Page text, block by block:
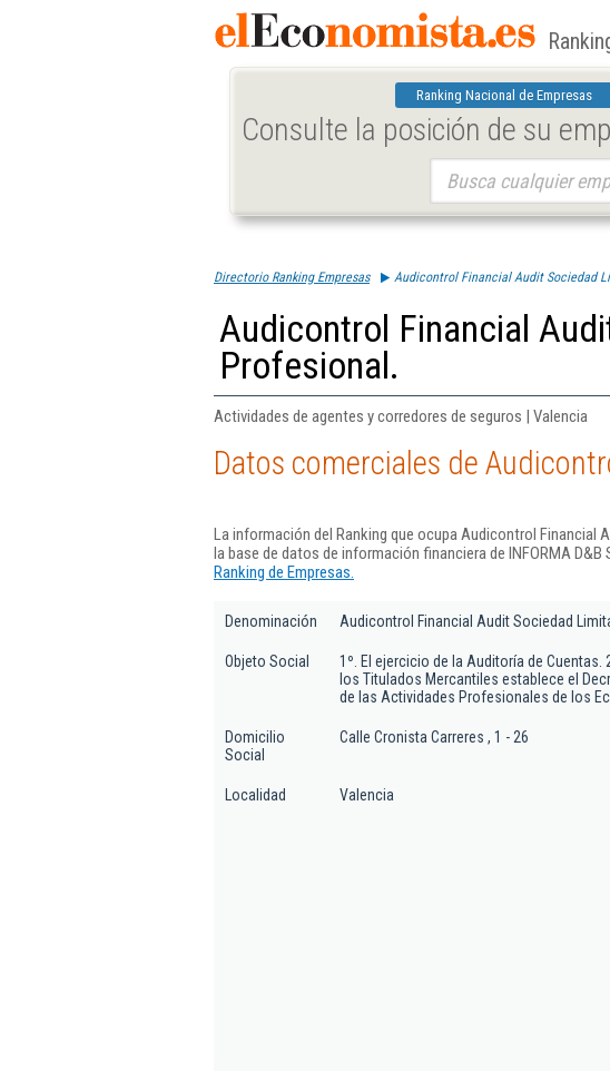
Ranking Nacional de Empresas
Consulte la posición de su
Directorio Ranking Empresas Audicontrol Financial Audit Sociedad
Audicontrol Financial
Profesional.
Actividades de agentes y corredores de seguros | Valencia
Datos comerciales de
La información del Ranking que ocupa Audicontrol Financial
la base de datos de información financiera de INFORMA D&B
Ranking de Empresas.
Denominación Audicontrol Financial Audit Sociedad
Objeto Social
1º. El ejercicio de la Auditoría de
los Titulados Mercantiles establece el
de las Actividades Profesionales de los
Domicilio
Social
Calle Cronista Carreres , 1 - 26
Localidad Valencia